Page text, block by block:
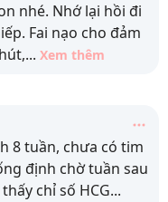
nhé. Nhớ lại hồi đi
Fai nạo cho đảm
... Xem thêm
8 tuần, chưa có tim
định chờ tuần sau
chỉ số HCG...